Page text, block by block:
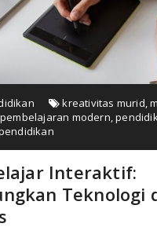
kreativitas murid,
pembelajaran modern,
Interaktif:
Teknologi